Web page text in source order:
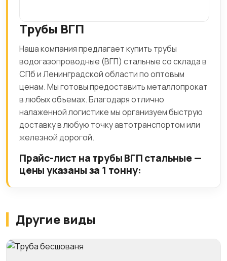
Трубы ВГП
Наша компания предлагает купить трубы
водогазопроводные (ВГП) стальные со склада в
СПб и Ленинградской области по оптовым
ценам. Мы готовы предоставить металлопрокат
в любых объемах. Благодаря отлично
налаженной логистике мы организуем быструю
доставку в любую точку автотранспортом или
железной дорогой.
Прайс-лист на трубы ВГП стальные —
цены указаны за 1 тонну:
Другие виды